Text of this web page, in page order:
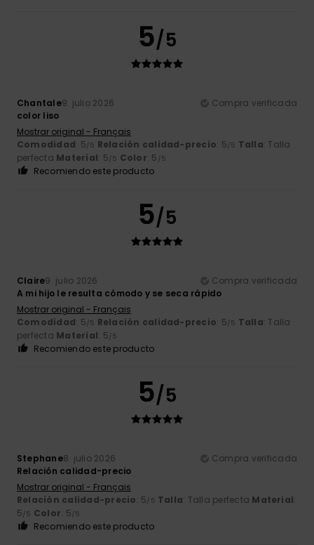
5/5
Chantale9. julio 2026
Compra verificada
color liso
Mostrar original - Français
Comodidad: 5/5 Relación calidad-precio: 5/5 Talla: Talla
perfecta Material: 5/5 Color: 5 /5
Recomiendo este producto
5/5
Claire9. julio 2026
Compra verificada
A mi hijo le resulta cómodo y se seca rápido
Mostrar original - Français
Comodidad: 5/5 Relación calidad-precio: 5/5 Talla: Talla
perfecta Material: 5/5
Recomiendo este producto
5/5
Stephane8. julio 2026
Compra verificada
Relación calidad-precio
Mostrar original - Français
Relación calidad-precio: 5/5 Talla: Talla perfecta Material:
5/5 Color: 5/5
Recomiendo este producto